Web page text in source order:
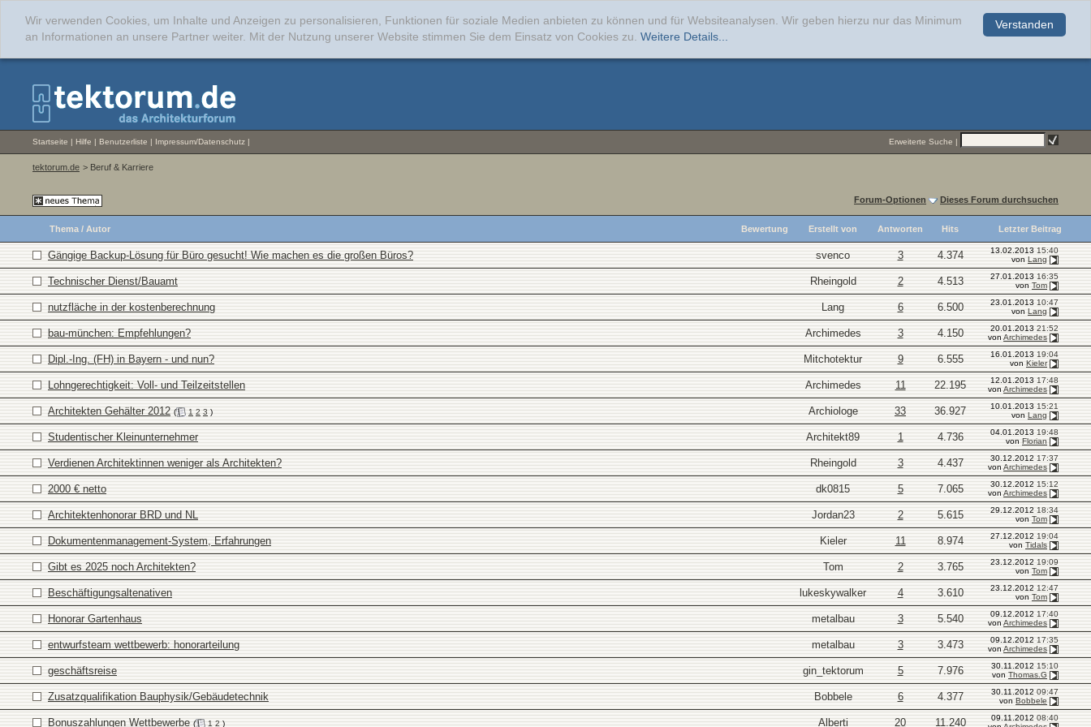
Verstanden
Wir verwenden Cookies, um Inhalte und Anzeigen zu personalisieren, Funktionen für soziale Medien anbieten zu können und für Websiteanalysen. Wir geben hierzu nur das Minimum
an Informationen an unsere Partner weiter. Mit der Nutzung unserer Website stimmen Sie dem Einsatz von Cookies zu. Weitere Details...
Startseite | Hilfe | Benutzerliste | Impressum/Datenschutz | Erweiterte Suche |
tektorum.de > Beruf & Karriere
Forum-Optionen Dieses Forum durchsuchen
Bewertung
Thema / Autor Erstellt von Antworten Hits Letzter Beitrag
Gängige Backup-Lösung für Büro gesucht! Wie machen es die großen Büros? svenco 3 4.374 13.02.2013 15:40
von Lang
Technischer Dienst/Bauamt Rheingold 2 4.513 27.01.2013 16:35
von Tom
nutzfläche in der kostenberechnung Lang 6 6.500 23.01.2013 10:47
von Lang
bau-münchen: Empfehlungen? Archimedes 3 4.150 20.01.2013 21:52
von Archimedes
Dipl.-Ing. (FH) in Bayern - und nun? Mitchotektur 9 6.555 16.01.2013 19:04
von Kieler
Lohngerechtigkeit: Voll- und Teilzeitstellen Archimedes 11 22.195 12.01.2013 17:48
von Archimedes
Architekten Gehälter 2012 ( 1 2 3 ) Archiologe 33 36.927 10.01.2013 15:21
von Lang
Studentischer Kleinunternehmer Architekt89 1 4.736 04.01.2013 19:48
von Florian
Verdienen Architektinnen weniger als Architekten? Rheingold 3 4.437 30.12.2012 17:37
von Archimedes
2000 € netto dk0815 5 7.065 30.12.2012 15:12
von Archimedes
Architektenhonorar BRD und NL Jordan23 2 5.615 29.12.2012 18:34
von Tom
Dokumentenmanagement-System, Erfahrungen Kieler 11 8.974 27.12.2012 19:04
von Tidals
Gibt es 2025 noch Architekten? Tom 2 3.765 23.12.2012 19:09
von Tom
Beschäftigungsaltenativen lukeskywalker 4 3.610 23.12.2012 12:47
von Tom
Honorar Gartenhaus metalbau 3 5.540 09.12.2012 17:40
von Archimedes
entwurfsteam wettbewerb: honorarteilung metalbau 3 3.473 09.12.2012 17:35
von Archimedes
geschäftsreise gin_tektorum 5 7.976 30.11.2012 15:10
von Thomas.G
Zusatzqualifikation Bauphysik/Gebäudetechnik Bobbele 6 4.377 30.11.2012 09:47
von Bobbele
Bonuszahlungen Wettbewerbe ( 1 2 ) Alberti 20 11.240 09.11.2012 08:40